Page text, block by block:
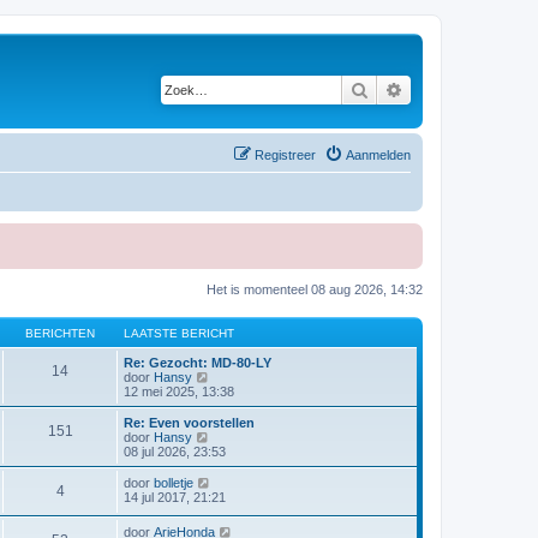
Zoek
Aanmelden
Registreer
Het is momenteel 08 aug 2026, 14:32
BERICHTEN LAATSTE BERICHT
14
Re: Gezocht: MD-80-LY
door Hansy
e
k
i
k
a
t
s
t
12 mei 2025, 13:38
151
Re: Even voorstellen
door Hansy
e
k
j
l
08 jul 2026, 23:53
4 door bolletje
e
14 jul 2017, 21:21
door ArieHonda